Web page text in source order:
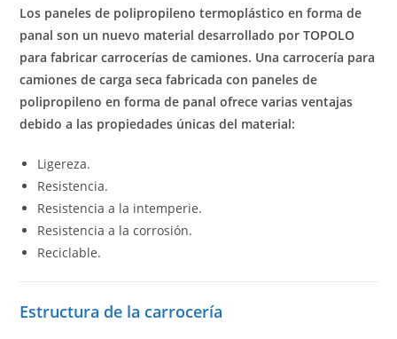
Los paneles de polipropileno termoplástico en forma de
panal son un nuevo material desarrollado por TOPOLO
para fabricar carrocerías de camiones. Una carrocería para
camiones de carga seca fabricada con paneles de
polipropileno en forma de panal ofrece varias ventajas
debido a las propiedades únicas del material:
Ligereza.
Resistencia.
Resistencia a la intemperie.
Resistencia a la corrosión.
Reciclable.
Estructura de la carrocería